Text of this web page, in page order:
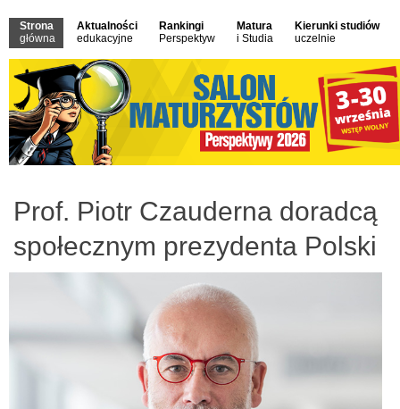
Strona
główna
Aktualności
edukacyjne
Rankingi
Perspektyw
Matura
i Studia
Kierunki studiów
uczelnie
Prof. Piotr Czauderna doradcą
społecznym prezydenta Polski